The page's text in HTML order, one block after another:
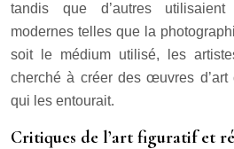
tandis que d’autres
modernes telles que la
soit le médium utilisé, les
cherché à créer des œuvres
qui les entourait.
Critiques de l’art figuratif et